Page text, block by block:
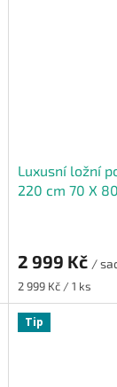
Luxusní ložní
220 cm 70 X
2 999 Kč /
Měrná
cena:
2 999 Kč / 1 ks
Tip